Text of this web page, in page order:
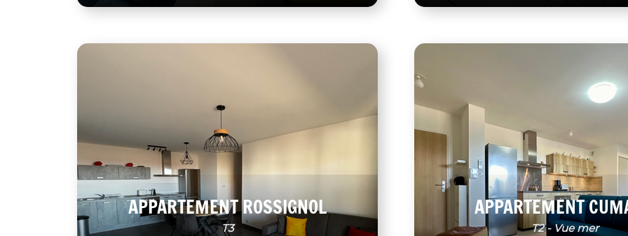
APPARTEMENT ROSSIGNOL
T3
APPARTEMENT
T2 - Vue mer